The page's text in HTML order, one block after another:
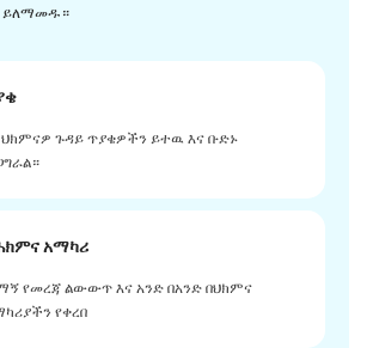
ይለማመዱ።
ህክምናዎ ጉዳይ ጥያቄዎችን ይተዉ እና ቡድኑ
አማካሪ
የመረጃ ልውውጥ እና አንድ በአንድ በህክምና
የቀረበ